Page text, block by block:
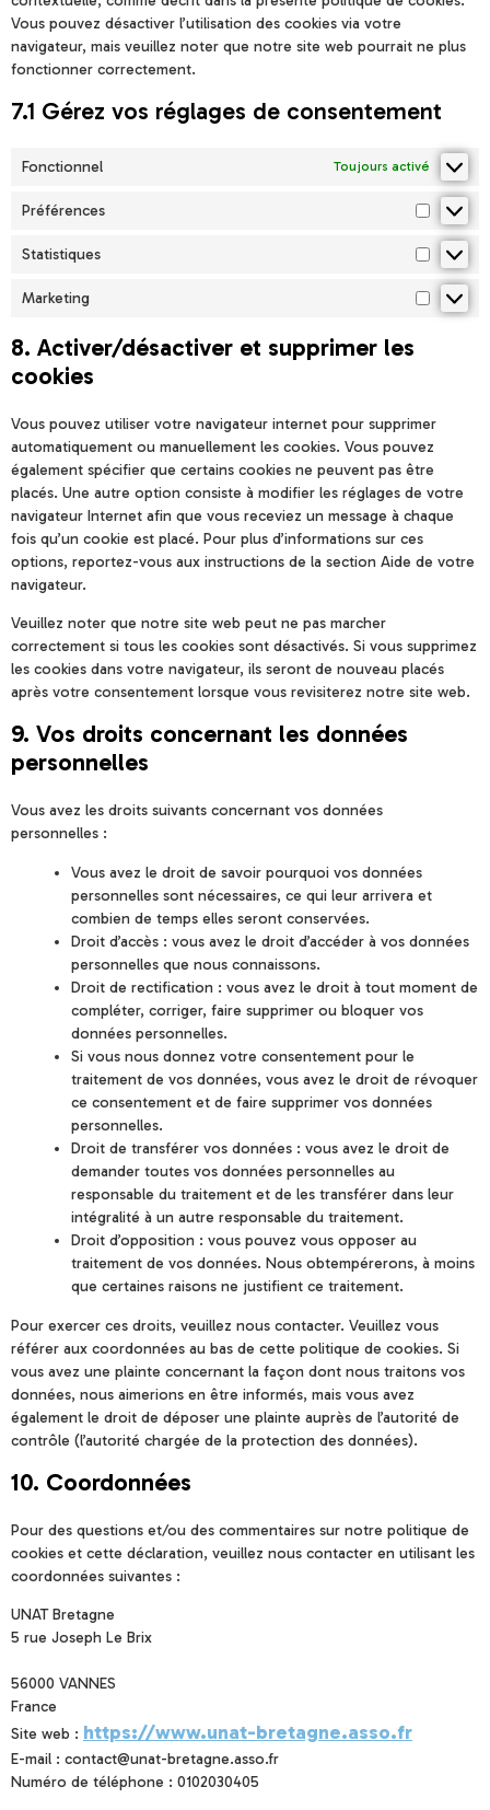
Vous pouvez désactiver l’utilisation des cookies via votre
navigateur, mais veuillez noter que notre site web pourrait ne plus
fonctionner correctement.
7.1 Gérez vos réglages de consentement
Fonctionnel Toujours activé
Préférences
Statistiques
Marketing
8. Activer/désactiver et supprimer les
cookies
Vous pouvez utiliser votre navigateur internet pour supprimer
automatiquement ou manuellement les cookies. Vous pouvez
également spécifier que certains cookies ne peuvent pas être
placés. Une autre option consiste à modifier les réglages de votre
navigateur Internet afin que vous receviez un message à chaque
fois qu’un cookie est placé. Pour plus d’informations sur ces
options, reportez-vous aux instructions de la section Aide de votre
navigateur.
Veuillez noter que notre site web peut ne pas marcher
correctement si tous les cookies sont désactivés. Si vous supprimez
les cookies dans votre navigateur, ils seront de nouveau placés
après votre consentement lorsque vous revisiterez notre site web.
9. Vos droits concernant les données
personnelles
Vous avez les droits suivants concernant vos données
personnelles :
Vous avez le droit de savoir pourquoi vos données
personnelles sont nécessaires, ce qui leur arrivera et
combien de temps elles seront conservées.
Droit d’accès : vous avez le droit d’accéder à vos données
personnelles que nous connaissons.
Droit de rectification : vous avez le droit à tout moment de
compléter, corriger, faire supprimer ou bloquer vos
données personnelles.
Si vous nous donnez votre consentement pour le
traitement de vos données, vous avez le droit de révoquer
ce consentement et de faire supprimer vos données
personnelles.
Droit de transférer vos données : vous avez le droit de
demander toutes vos données personnelles au
responsable du traitement et de les transférer dans leur
intégralité à un autre responsable du traitement.
Droit d’opposition : vous pouvez vous opposer au
traitement de vos données. Nous obtempérerons, à moins
que certaines raisons ne justifient ce traitement.
Pour exercer ces droits, veuillez nous contacter. Veuillez vous
référer aux coordonnées au bas de cette politique de cookies. Si
vous avez une plainte concernant la façon dont nous traitons vos
données, nous aimerions en être informés, mais vous avez
également le droit de déposer une plainte auprès de l’autorité de
contrôle (l’autorité chargée de la protection des données).
10. Coordonnées
Pour des questions et/ou des commentaires sur notre politique de
cookies et cette déclaration, veuillez nous contacter en utilisant les
coordonnées suivantes :
UNAT Bretagne
5 rue Joseph Le Brix
56000 VANNES
France
Site web : https://www.unat-bretagne.asso.fr
E-mail : contact@unat-bretagne.asso.fr
Numéro de téléphone : 0102030405